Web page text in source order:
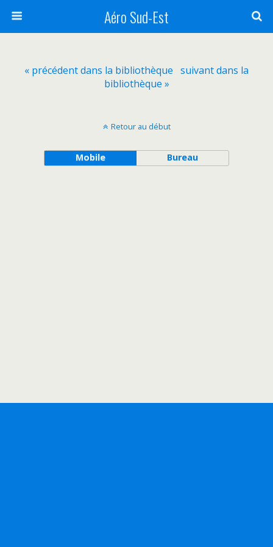
Aéro Sud-Est
« précédent dans la bibliothèque suivant dans la
bibliothèque »
Retour au début
Mobile Bureau